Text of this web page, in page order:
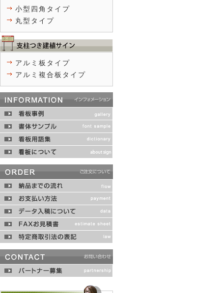
小型四角タイプ
丸型タイプ
アルミ板タイプ
アルミ複合板タイプ